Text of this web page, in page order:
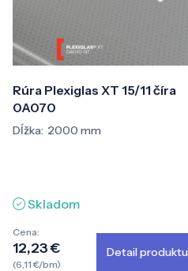
Rúra Plexiglas XT 15/11 číra
0A070
Dĺžka: 2000 mm
Skladom
Cena:
12,23 €
(6,11 €/bm)
Detail produktu